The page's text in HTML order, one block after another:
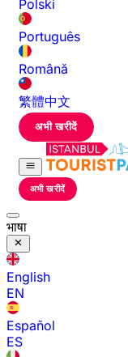
Polski
Português
Română
繁體中文
अभी खरीदें
अभी खरीदें
भाषा
English
EN
Español
ES